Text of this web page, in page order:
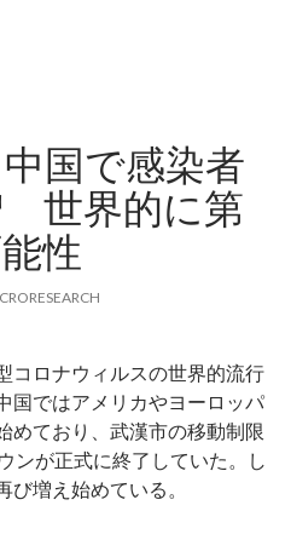
国で感染者
世界的に第
性
コロナウィルスの世界的流行
国ではアメリカやヨーロッパ
めており、武漢市の移動制限
ンが正式に終了していた。し
増え始めている。